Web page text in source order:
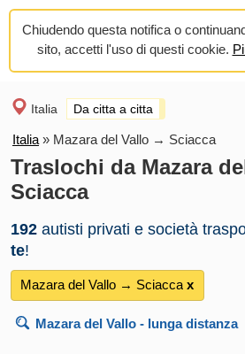
Chiudendo questa notifica o
sito, accetti l'uso di questi cookie.
Italia Da citta a citta
Italia » Mazara del Vallo → Sciacca
Traslochi da Mazara
Sciacca
192 autisti privati e società
te!
Mazara del Vallo → Sciacca х
Mazara del Vallo - lunga distanza